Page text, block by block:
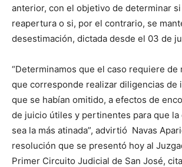
anterior, con el objetivo de determinar
reapertura o si, por el contrario, se
desestimación, dictada desde el 03 de
“Determinamos que el caso requiere de
que corresponde realizar diligencias de
que se habían omitido, a efectos de
de juicio útiles y pertinentes para que la
sea la más atinada”, advirtió Navas
resolución que se presentó hoy al
Primer Circuito Judicial de San José,